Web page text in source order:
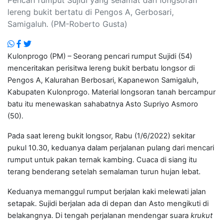
lereng bukit bertatu di Pengos A, Gerbosari,
Samigaluh. (PM-Roberto Gusta)
Kulonprogo (PM) – Seorang pencari rumput Sujidi (54)
menceritakan perisitwa lereng bukit berbatu longsor di
Pengos A, Kalurahan Berbosari, Kapanewon Samigaluh,
Kabupaten Kulonprogo. Material longsoran tanah bercampur
batu itu menewaskan sahabatnya Asto Supriyo Asmoro
(50).
Pada saat lereng bukit longsor, Rabu (1/6/2022) sekitar
pukul 10.30, keduanya dalam perjalanan pulang dari mencari
rumput untuk pakan ternak kambing. Cuaca di siang itu
terang benderang setelah semalaman turun hujan lebat.
Keduanya memanggul rumput berjalan kaki melewati jalan
setapak. Sujidi berjalan ada di depan dan Asto mengikuti di
belakangnya. Di tengah perjalanan mendengar suara krukut